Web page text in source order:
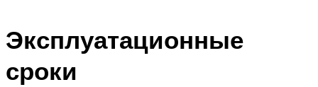
Эксплуатационные
сроки